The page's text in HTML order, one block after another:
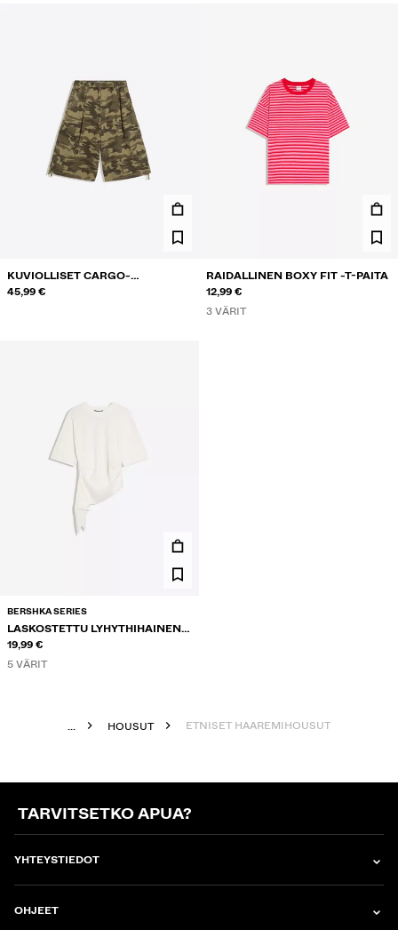
KUVIOLLISET CARGO-
BERMUDASHORTSIT
45,99 €
RAIDALLINEN BOXY FIT -T-PAITA
12,99 €
3 VÄRIT
BERSHKA SERIES
LASKOSTETTU LYHYTHIHAINEN
T-PAITA
19,99 €
5 VÄRIT
... HOUSUT ETNISET HAAREMIHOUSUT
TARVITSETKO APUA?
YHTEYSTIEDOT
OHJEET